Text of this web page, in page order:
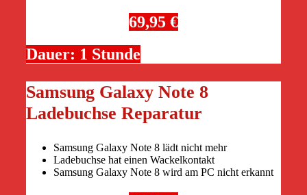
69,95 €
Dauer: 1 Stunde
Samsung Galaxy Note 8
Ladebuchse Reparatur
Samsung Galaxy Note 8 lädt nicht mehr
Ladebuchse hat einen Wackelkontakt
Samsung Galaxy Note 8 wird am PC nicht erkannt